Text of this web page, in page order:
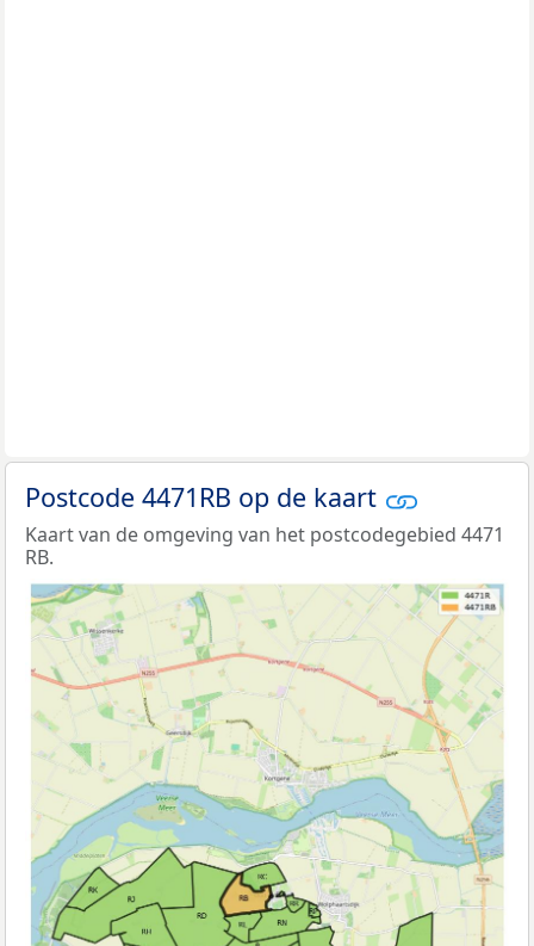
Postcode 4471RB op de kaart
Kaart van de omgeving van het postcodegebied 4471
RB.